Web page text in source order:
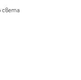
света